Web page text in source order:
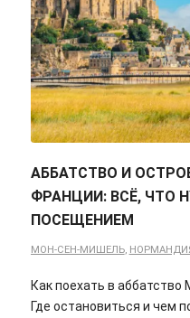
АББАТСТВО И
ФРАНЦИИ: ВСЁ, ЧТО
ПОСЕЩЕНИЕМ
МОН-СЕН-МИШЕЛЬ,
Как поехать в
Где остановиться и чем